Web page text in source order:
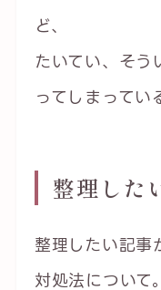
ど、
たいてい、そう
ってしまってい
整理した
整理したい記事
対処法について。